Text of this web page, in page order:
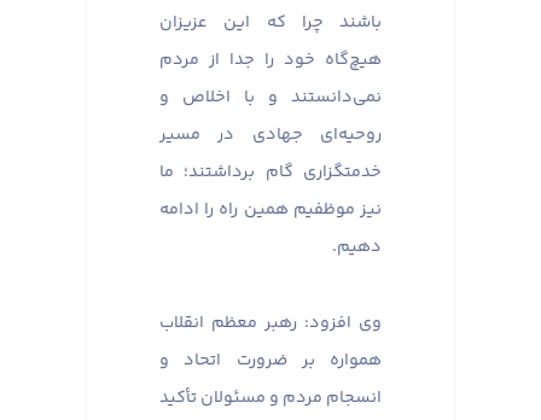
باشند چرا که این عزیزان
هیچ‌گاه خود را جدا از مردم
نمی‌دانستند و با اخلاص و
روحیه‌ای جهادی در مسیر
خدمتگزاری گام برداشتند؛ ما
نیز موظفیم همین راه را ادامه
دهیم.
وی افزود: رهبر معظم انقلاب
همواره بر ضرورت اتحاد و
انسجام مردم و مسئولان تأکید